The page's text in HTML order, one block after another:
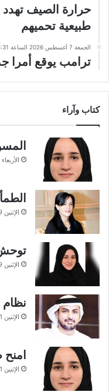
حرارة الصيف
طبيعية تحميهم
الجمعة 7 أغسطس 2026 الساعة 5:31 ص
ترامب يوقع أمرا
كتاب وآراء
الأربعاء 1 يوليو 2026 الساعة 10:07 م
الإثنين 29 يونيو 2026 الساعة 12:05 ص
الإثنين 29 يونيو 2026 الساعة 12:04 ص
نظام
الإثنين 1 يونيو 2026 الساعة 12:54 ص
الإثنين 1 يونيو 2026 الساعة 12:52 ص